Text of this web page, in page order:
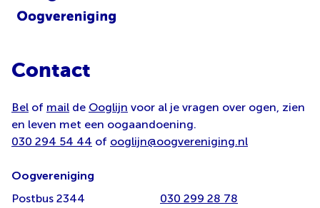
Contact
Bel of mail de Ooglijn voor al je vragen over ogen, zien
en leven met een oogaandoening.
030 294 54 44 of ooglijn@oogvereniging.nl
Oogvereniging
Postbus 2344
030 299 28 78